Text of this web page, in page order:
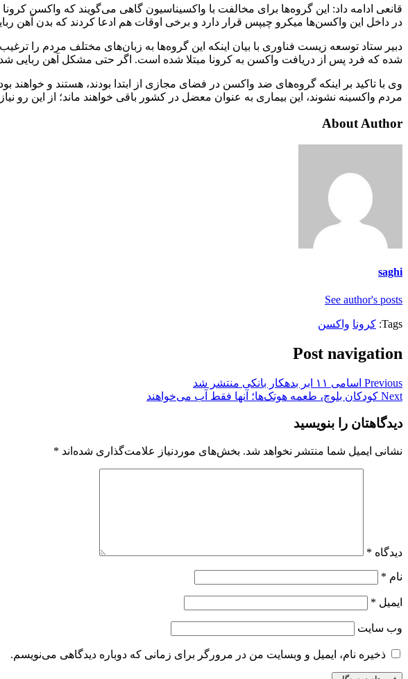
قانعی ادامه داد: این گروه‌ها برای مخالفت با واکسیناسیون گاهی می‌گویند که واکسن
در داخل این واکسن‌ها میکرو چیپس قرار دارد و برخی اوقات هم ادعا کردند که بدن آهن
دبیر ستاد توسعه زیست فناوری با بیان اینکه این گروه‌ها به زبان‌های مختلف مردم را
شده که فرد پس از دریافت واکسن به کرونا مبتلا شده است. اگر حتی مشکل آهن ربایی
مردم واکسینه نشوند، این بیماری به عنوان معضل در کشور باقی خواهند ماند؛ از این
About Author
saghi
See author's posts
Tags: کرونا واکسن
Post navigation
Previous اسامی ۱۱ ابر بدهکار بانکی منتشر شد
Next کودکان بلوچ، طعمه هوتک‌ها؛ آنها فقط آب می‌خواهند
دیدگاهتان را بنویسید
نشانی ایمیل شما منتشر نخواهد شد. بخش‌های موردنیاز علامت‌گذاری شده‌اند *
دیدگاه *
نام *
ایمیل *
وب‌ سایت
ذخیره نام، ایمیل و وبسایت من در مرورگر برای زمانی که دوباره دیدگاهی می‌نویسم.